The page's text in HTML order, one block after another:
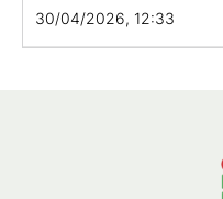
30/04/2026, 12:33